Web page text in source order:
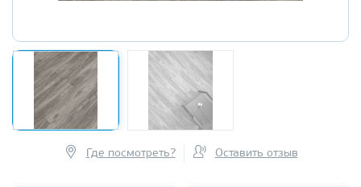
Где посмотреть? Оставить отзыв